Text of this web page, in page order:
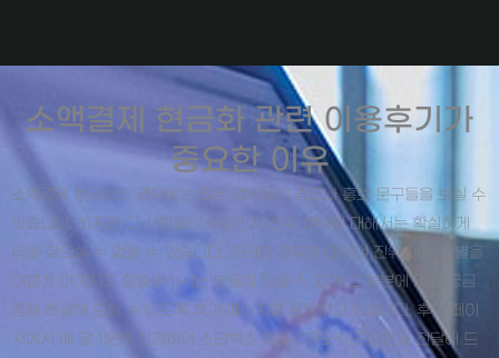
소액결제 현금화 관련 이용후기가
중요한 이유
소액결제 현금화의 경우에는 많은 업체들의 광고나 홍보 문구들을 보실 수
있습니다. 하지만 그 사항들이 사실인지 진위 여부에 대해서는 확실하게
답을 찾으실 수 없을 수 있습니다. 이러한 경우에 대하여 진위 여부 분별을
어렵게 여기시고 힘들어하시는 분들이 있을 수 있어 그 부분에 대한 궁금
증을 해결해 드릴 수 있도록 후기 페이지를 운영하고 있습니다. 후기 페이
지에서 매 달 1분씩 선정하여 스타벅스 아메리카노 기프티콘을 전달해 드